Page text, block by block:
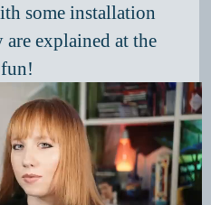
some installation
explained at the